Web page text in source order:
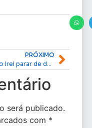
PRÓXIMO
“Eu não irei parar de defender a prospecção e a exploração do petróleo no Amapá”. Senador Lucas Barreto, PSD/AP.
será publicado.
com *